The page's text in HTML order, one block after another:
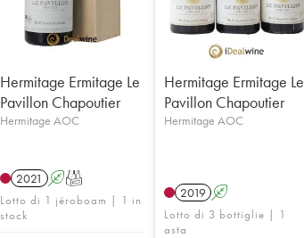
Hermitage Ermitage Le
Pavillon Chapoutier
Hermitage AOC
2021 AT
Lotto di 1 jéroboam | 1 in
stock
Hermitage Ermitage Le
Pavillon Chapoutier
Hermitage AOC
2019 A
Lotto di 3 bottiglie | 1
asta